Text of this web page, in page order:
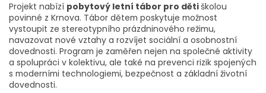
Projekt nabízí pobytový letní tábor pro dětiškolou
povinné z Krnova. Tábor dětem poskytuje možnost
vystoupit ze stereotypního prázdninového režimu,
navazovat nové vztahy a rozvíjet sociální a osobnostní
dovednosti. Program je zaměřen nejen na společné aktivity
a spolupráci v kolektivu, ale také na prevenci rizik spojených
s moderními technologiemi, bezpečnost a základní životní
dovednosti.